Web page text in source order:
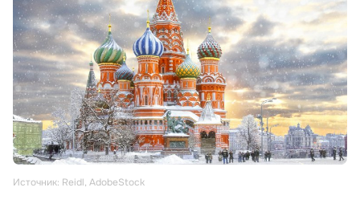
Источник: Reidl, AdobeStock